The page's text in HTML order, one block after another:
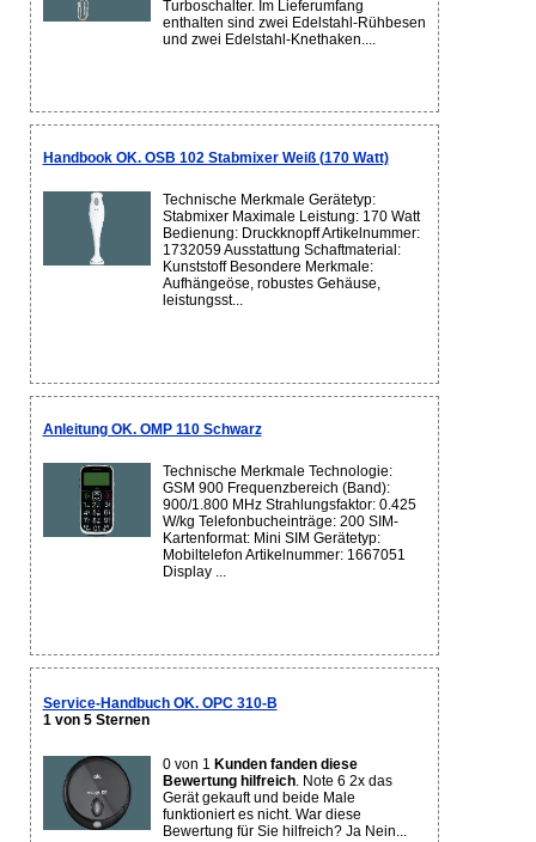
Turboschalter. Im Lieferumfang
enthalten sind zwei Edelstahl-Rühbesen
und zwei Edelstahl-Knethaken....
Handbook OK. OSB 102 Stabmixer Weiß (170 Watt)
Technische Merkmale Gerätetyp:
Stabmixer Maximale Leistung: 170 Watt
Bedienung: Druckknopff Artikelnummer:
1732059 Ausstattung Schaftmaterial:
Kunststoff Besondere Merkmale:
Aufhängeöse, robustes Gehäuse,
leistungsst...
Anleitung OK. OMP 110 Schwarz
Technische Merkmale Technologie:
GSM 900 Frequenzbereich (Band):
900/1.800 MHz Strahlungsfaktor: 0.425
W/kg Telefonbucheinträge: 200 SIM-
Kartenformat: Mini SIM Gerätetyp:
Mobiltelefon Artikelnummer: 1667051
Display ...
Service-Handbuch OK. OPC 310-B
1 von 5 Sternen
0 von 1 Kunden fanden diese
Bewertung hilfreich. Note 6 2x das
Gerät gekauft und beide Male
funktioniert es nicht. War diese
Bewertung für Sie hilfreich? Ja Nein...